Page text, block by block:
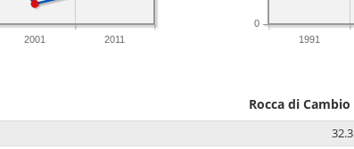
2001 2011 1991
0
Rocca di Cambio
32.3